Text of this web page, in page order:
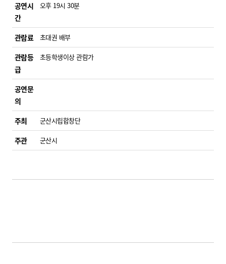
공연시
간
오후 19시 30분
관람료 초대권 배부
관람등
급
초등학생이상 관람가
공연문
의
주최
군산시립합창단
주관 군산시